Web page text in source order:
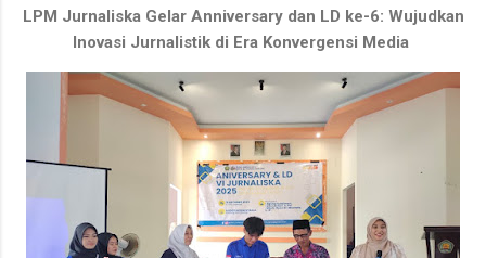
LPM Jurnaliska Gelar Anniversary dan LD ke-6: Wujudkan
Inovasi Jurnalistik di Era Konvergensi Media